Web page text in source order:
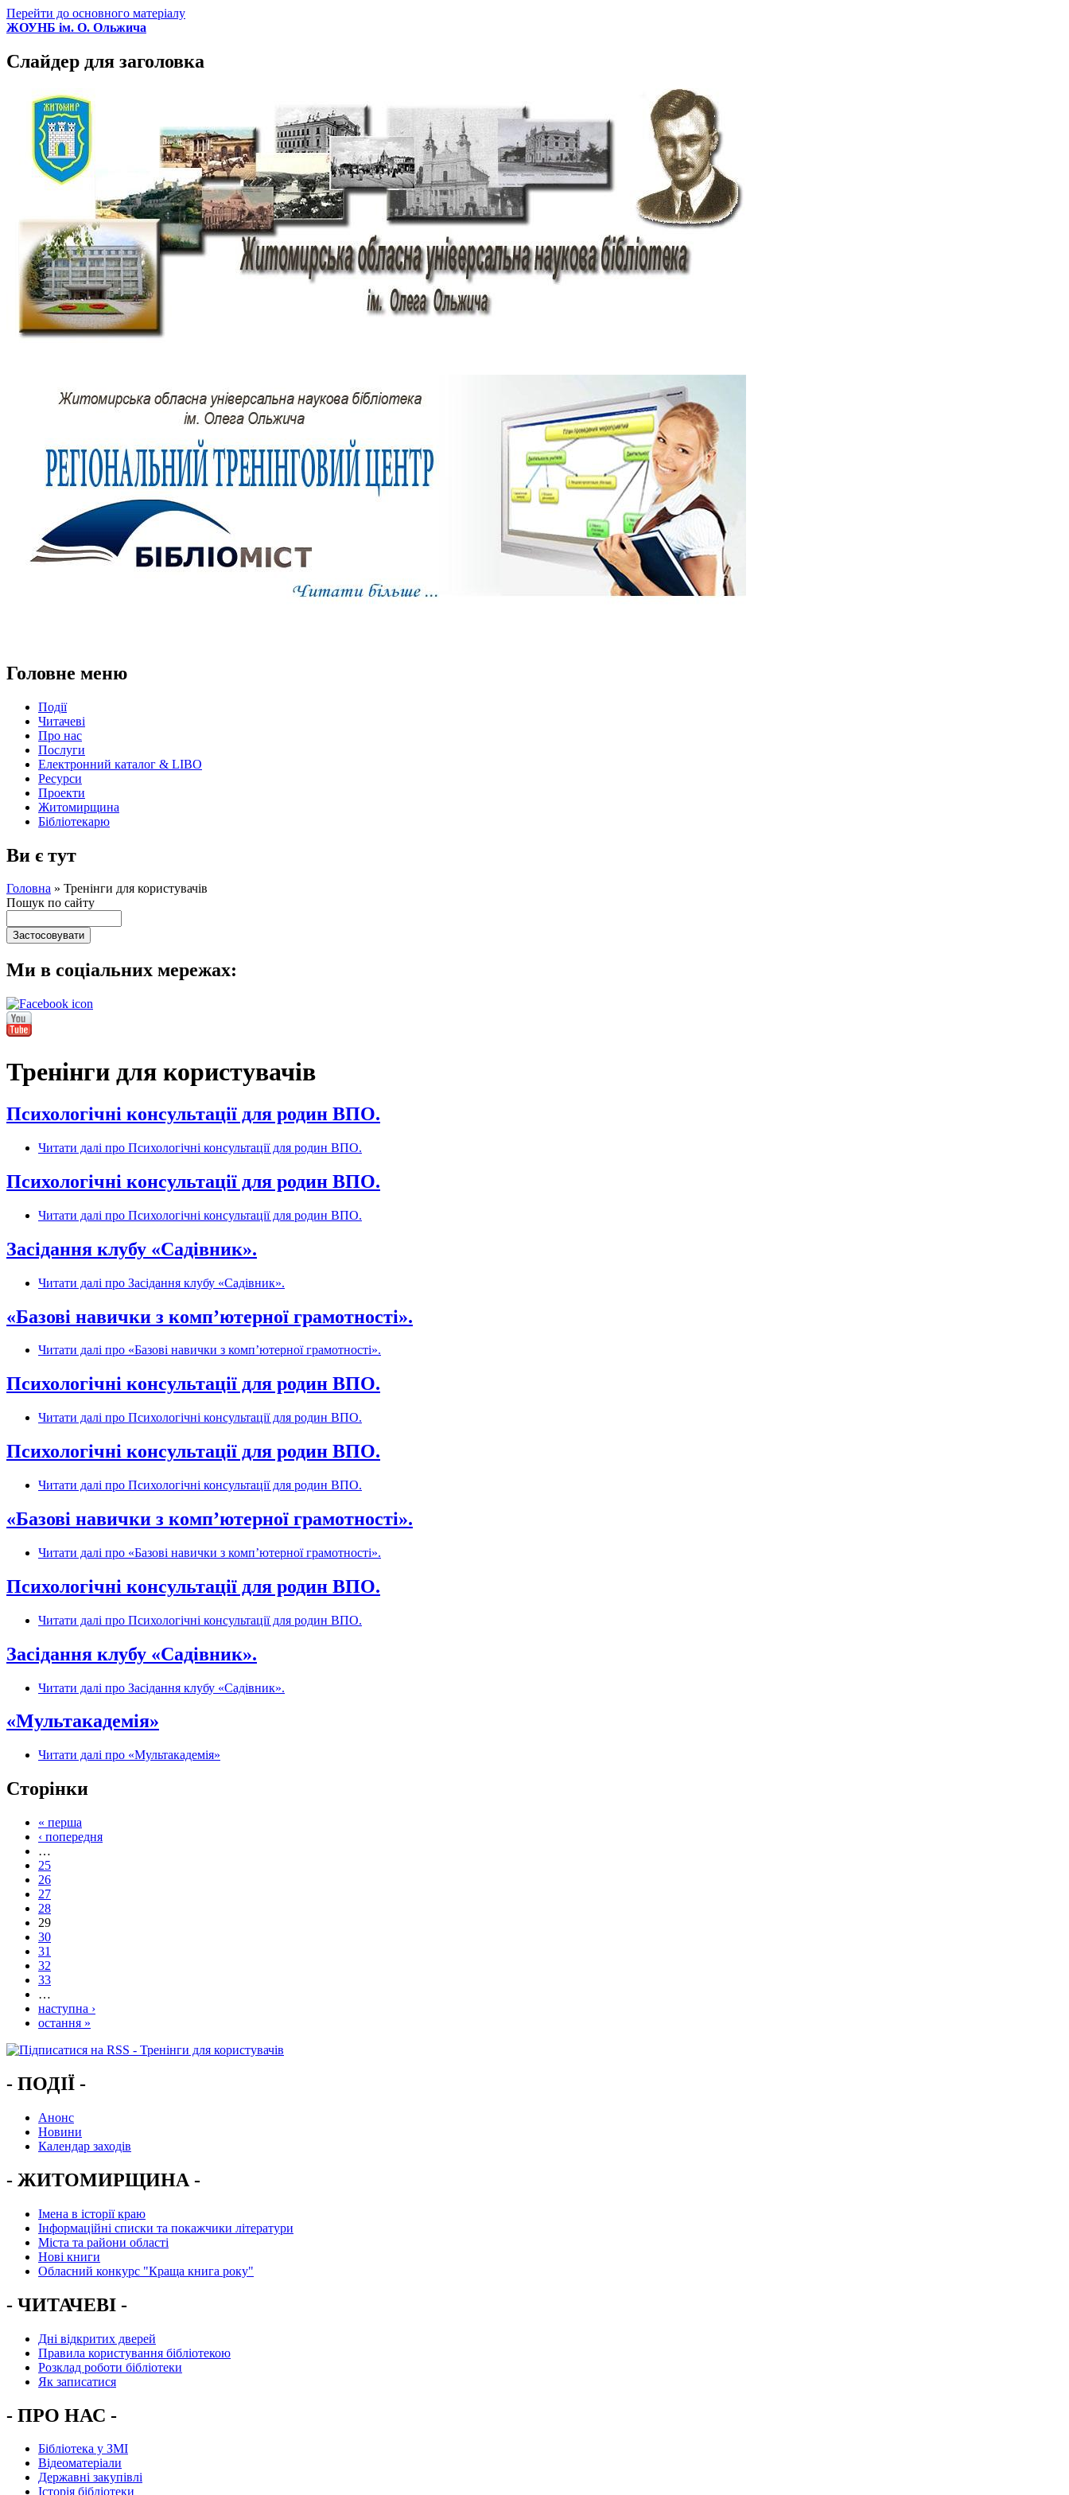
Перейти до основного матеріалу
ЖОУНБ ім. О. Ольжича
Слайдер для заголовка
Головне меню
Події
Читачеві
Про нас
Послуги
Електронний каталог & LIBO
Ресурси
Проекти
Житомирщина
Бібліотекарю
Ви є тут
Головна » Тренінги для користувачів
Пошук по сайту
Ми в соціальних мережах:
Тренінги для користувачів
Психологічні консультації для родин ВПО.
Читати далі про Психологічні консультації для родин ВПО.
Психологічні консультації для родин ВПО.
Читати далі про Психологічні консультації для родин ВПО.
Засідання клубу «Садівник».
Читати далі про Засідання клубу «Садівник».
«Базові навички з комп’ютерної грамотності».
Читати далі про «Базові навички з комп’ютерної грамотності».
Психологічні консультації для родин ВПО.
Читати далі про Психологічні консультації для родин ВПО.
Психологічні консультації для родин ВПО.
Читати далі про Психологічні консультації для родин ВПО.
«Базові навички з комп’ютерної грамотності».
Читати далі про «Базові навички з комп’ютерної грамотності».
Психологічні консультації для родин ВПО.
Читати далі про Психологічні консультації для родин ВПО.
Засідання клубу «Садівник».
Читати далі про Засідання клубу «Садівник».
«Мультакадемія»
Читати далі про «Мультакадемія»
Сторінки
« перша
‹ попередня
…
25
26
27
28
29
30
31
32
33
…
наступна ›
остання »
- ПОДІЇ -
Анонс
Новини
Календар заходів
- ЖИТОМИРЩИНА -
Імена в історії краю
Інформаційні списки та покажчики літератури
Міста та райони області
Нові книги
Обласний конкурс "Краща книга року"
- ЧИТАЧЕВІ -
Дні відкритих дверей
Правила користування бібліотекою
Розклад роботи бібліотеки
Як записатися
- ПРО НАС -
Бібліотека у ЗМІ
Відеоматеріали
Державні закупівлі
Історія бібліотеки